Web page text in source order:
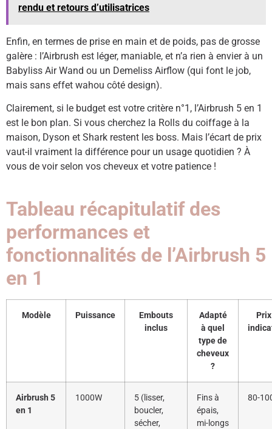
rendu et retours d’utilisatrices
Enfin, en termes de prise en main et de poids, pas de grosse
galère : l’Airbrush est léger, maniable, et n’a rien à envier à un
Babyliss Air Wand ou un Demeliss Airflow (qui font le job,
mais sans effet wahou côté design).
Clairement, si le budget est votre critère n°1, l’Airbrush 5 en 1
est le bon plan. Si vous cherchez la Rolls du coiffage à la
maison, Dyson et Shark restent les boss. Mais l’écart de prix
vaut-il vraiment la différence pour un usage quotidien ? À
vous de voir selon vos cheveux et votre patience !
Tableau récapitulatif des
performances et
fonctionnalités de l’Airbrush 5
en 1
Modèle Puissance
Embouts
inclus
Adapté
à quel
type de
cheveux
?
Prix
Airbrush 5
en 1
1000W
5 (lisser,
boucler,
sécher,
Fins à
épais,
mi-longs
80-